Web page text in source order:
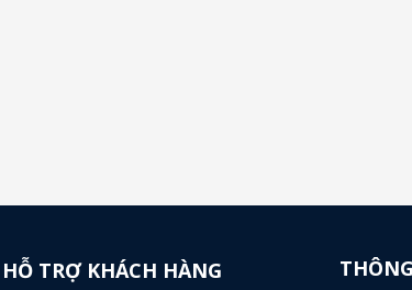
HỖ TRỢ KHÁCH HÀNG